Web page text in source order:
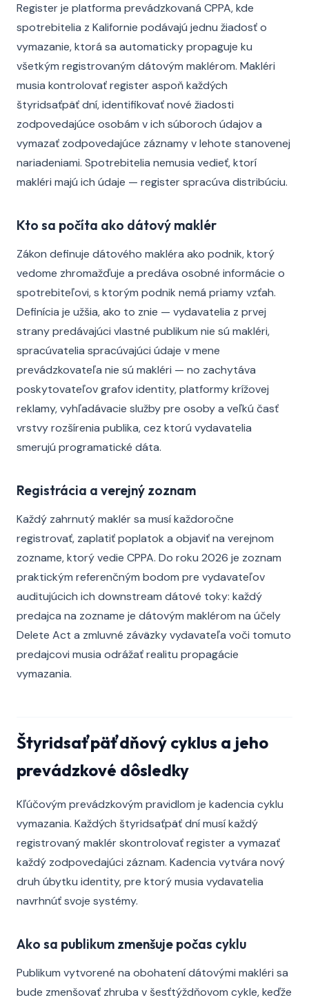
Register je platforma prevádzkovaná CPPA, kde
spotrebitelia z Kalifornie podávajú jednu žiadosť o
vymazanie, ktorá sa automaticky propaguje ku
všetkým registrovaným dátovým maklérom. Makléri
musia kontrolovať register aspoň každých
štyridsaťpäť dní, identifikovať nové žiadosti
zodpovedajúce osobám v ich súboroch údajov a
vymazať zodpovedajúce záznamy v lehote stanovenej
nariadeniami. Spotrebitelia nemusia vedieť, ktorí
makléri majú ich údaje — register spracúva distribúciu.
Kto sa počíta ako dátový maklér
Zákon definuje dátového makléra ako podnik, ktorý
vedome zhromažďuje a predáva osobné informácie o
spotrebiteľovi, s ktorým podnik nemá priamy vzťah.
Definícia je užšia, ako to znie — vydavatelia z prvej
strany predávajúci vlastné publikum nie sú makléri,
spracúvatelia spracúvajúci údaje v mene
prevádzkovateľa nie sú makléri — no zachytáva
poskytovateľov grafov identity, platformy krížovej
reklamy, vyhľadávacie služby pre osoby a veľkú časť
vrstvy rozšírenia publika, cez ktorú vydavatelia
smerujú programatické dáta.
Registrácia a verejný zoznam
Každý zahrnutý maklér sa musí každoročne
registrovať, zaplatiť poplatok a objaviť na verejnom
zozname, ktorý vedie CPPA. Do roku 2026 je zoznam
praktickým referenčným bodom pre vydavateľov
auditujúcich ich downstream dátové toky: každý
predajca na zozname je dátovým maklérom na účely
Delete Act a zmluvné záväzky vydavateľa voči tomuto
predajcovi musia odrážať realitu propagácie
vymazania.
Štyridsaťpäťdňový cyklus a jeho
prevádzkové dôsledky
Kľúčovým prevádzkovým pravidlom je kadencia cyklu
vymazania. Každých štyridsaťpäť dní musí každý
registrovaný maklér skontrolovať register a vymazať
každý zodpovedajúci záznam. Kadencia vytvára nový
druh úbytku identity, pre ktorý musia vydavatelia
navrhnúť svoje systémy.
Ako sa publikum zmenšuje počas cyklu
Publikum vytvorené na obohatení dátovými makléri sa
bude zmenšovať zhruba v šesťtýždňovom cykle, keďže